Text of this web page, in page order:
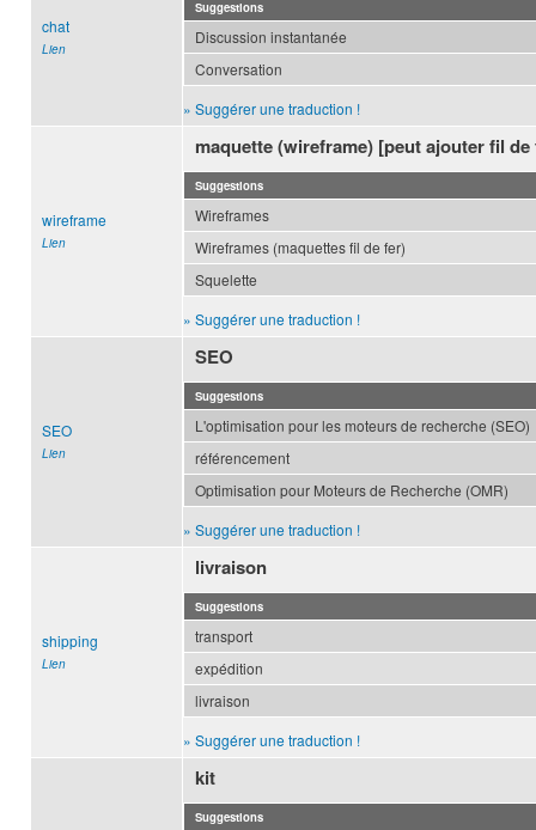
chat
Lien
Suggestions
Discussion instantanée
Conversation
» Suggérer une traduction !
wireframe
Lien
maquette (wireframe) [peut ajouter fil
Suggestions
Wireframes
Wireframes (maquettes fil de fer)
Squelette
» Suggérer une traduction !
SEO
Lien
SEO
Suggestions
L'optimisation pour les moteurs de recherche (SEO)
référencement
Optimisation pour Moteurs de Recherche (OMR)
» Suggérer une traduction !
shipping
Lien
livraison
Suggestions
transport
expédition
livraison
» Suggérer une traduction !
kit
Suggestions